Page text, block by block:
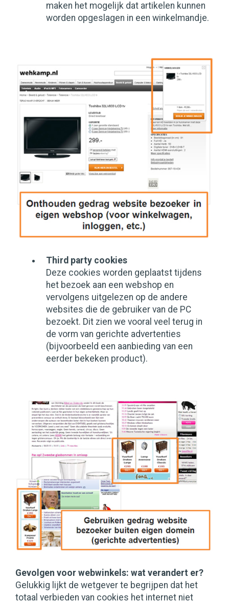
maken het mogelijk dat artikelen kunnen
worden opgeslagen in een winkelmandje.
Third party cookies
Deze cookies worden geplaatst tijdens
het bezoek aan een webshop en
vervolgens uitgelezen op de andere
websites die de gebruiker van de PC
bezoekt. Dit zien we vooral veel terug in
de vorm van gerichte advertenties
(bijvoorbeeld een aanbieding van een
eerder bekeken product).
Gevolgen voor webwinkels: wat verandert er?
Gelukkig lijkt de wetgever te begrijpen dat het
totaal verbieden van cookies het internet niet